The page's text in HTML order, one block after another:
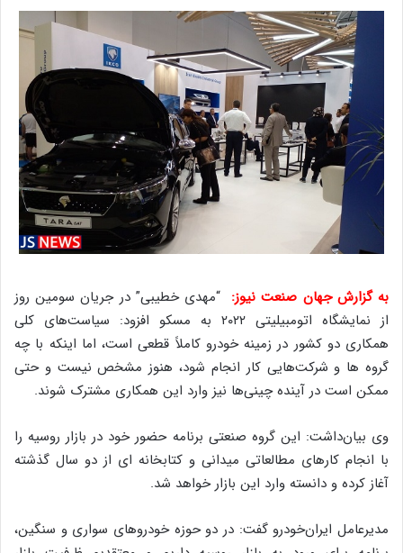
به گزارش جهان صنعت نیوز: “مهدی خطیبی” در جریان سومین روز
از نمایشگاه اتومبیلیتی ۲۰۲۲ به مسکو افزود: سیاست‌های کلی
همکاری دو کشور در زمینه خودرو کاملاً قطعی است، اما اینکه با چه
گروه ها و شرکت‌هایی کار انجام شود، هنوز مشخص نیست و حتی
ممکن است در آینده چینی‌ها نیز وارد این همکاری مشترک شوند.
وی بیان‌داشت: این گروه صنعتی برنامه حضور خود در بازار روسیه را
با انجام کارهای مطالعاتی میدانی و کتابخانه ای از دو سال گذشته
آغاز کرده و دانسته وارد این بازار خواهد شد.
مدیرعامل ایران‌خودرو گفت: در دو حوزه خودروهای سواری و سنگین،